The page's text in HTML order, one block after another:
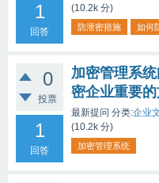
1
回答
(10.2k 分)
防泄密措施 如何
0
投票
1
回答
加密管理系
密企业重要的
最新提问 分类:企业
(10.2k 分)
加密管理系统